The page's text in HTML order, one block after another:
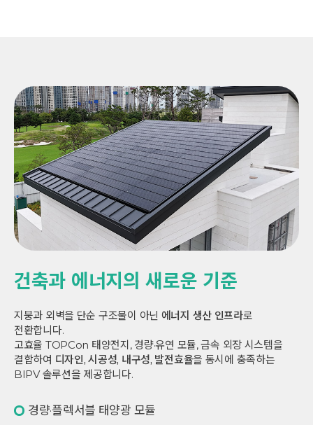
건축과 에너지의 새로운 기준
지붕과 외벽을 단순 구조물이 아닌 에너지 생산 인프라로
전환합니다.
고효율 TOPCon 태양전지, 경량·유연 모듈, 금속 외장 시스템을
결합하여 디자인, 시공성, 내구성, 발전효율을 동시에 충족하는
BIPV 솔루션을 제공합니다.
경량·플렉서블 태양광 모듈